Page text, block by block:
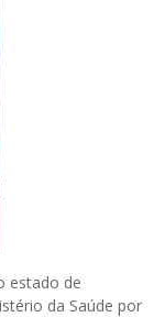
estado de
da Saúde por